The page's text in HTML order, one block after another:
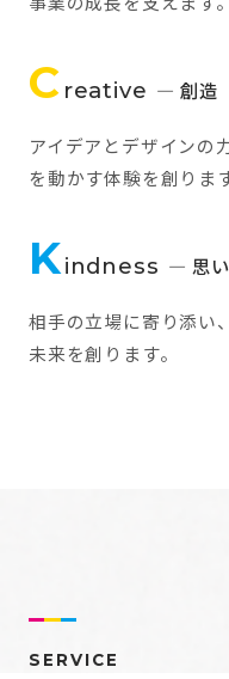
C reative — 創造
アイデアとデザインの
を動かす体験を創ります
Kindness — 思い
相手の立場に寄り添い
未来を創ります。
SERVICE